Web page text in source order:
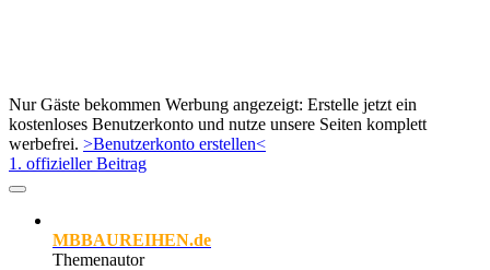
Nur Gäste bekommen Werbung angezeigt: Erstelle jetzt ein
kostenloses Benutzerkonto und nutze unsere Seiten komplett
werbefrei. >Benutzerkonto erstellen<
1. offizieller Beitrag
MBBAUREIHEN.de
Themenautor